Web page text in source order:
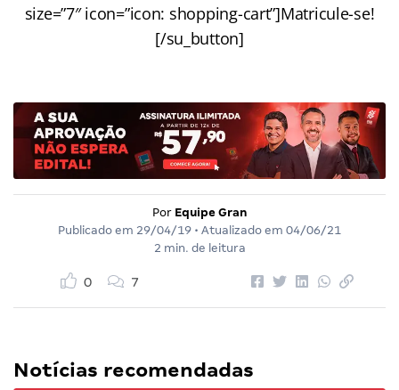
size=”7″ icon=”icon: shopping-cart”]Matricule-se!
[/su_button]
Por Equipe Gran
Publicado em 29/04/19 • Atualizado em 04/06/21
2 min. de leitura
0 7
Notícias recomendadas